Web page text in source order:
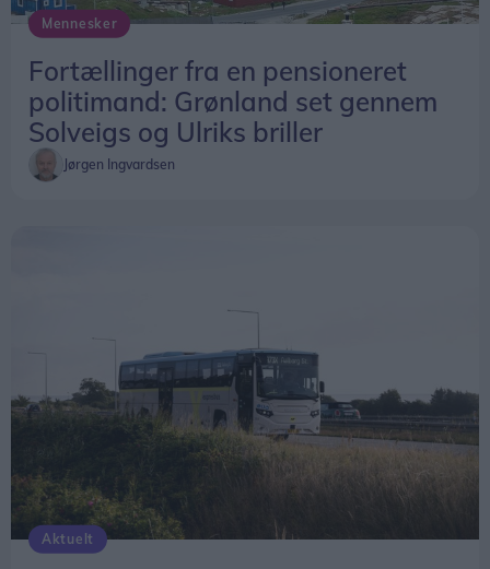
Mennesker
Fortællinger fra en pensioneret
politimand: Grønland set gennem
Solveigs og Ulriks briller
Jørgen Ingvardsen
Aktuelt